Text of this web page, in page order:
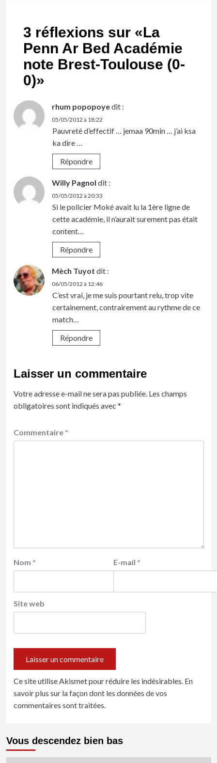
3 réflexions sur «La
Penn Ar Bed Académie
note Brest-Toulouse (0-
0)»
rhum popopoyedit :
05/05/2012 à 18:22
Pauvreté d’effectif … jemaa 90min … j’ai ksa
ka dire …
Répondre
Willy Pagnol dit :
05/05/2012 à 20:33
Si le policier Moké avait lu la 1ère ligne de
cette académie, il n’aurait surement pas était
content…
Répondre
Mèch Tuyot dit :
06/05/2012 à 12:46
C’est vrai, je me suis pourtant relu, trop vite
certainement, contrairement au rythme de ce
match…
Répondre
Laisser un commentaire
Votre adresse e-mail ne sera pas publiée. Les champs
obligatoires sont indiqués avec *
Commentaire *
Nom * E-mail *
Site web
Ce site utilise Akismet pour réduire les indésirables. En
savoir plus sur la façon dont les données de vos
commentaires sont traitées.
Vous descendez bien bas